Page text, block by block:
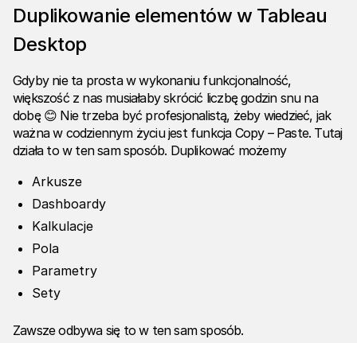
Duplikowanie elementów w Tableau
Desktop
Gdyby nie ta prosta w wykonaniu funkcjonalność,
większość z nas musiałaby skrócić liczbę godzin snu na
dobę 😊 Nie trzeba być profesjonalistą, żeby wiedzieć, jak
ważna w codziennym życiu jest funkcja Copy – Paste. Tutaj
działa to w ten sam sposób. Duplikować możemy
Arkusze
Dashboardy
Kalkulacje
Pola
Parametry
Sety
Zawsze odbywa się to w ten sam sposób.